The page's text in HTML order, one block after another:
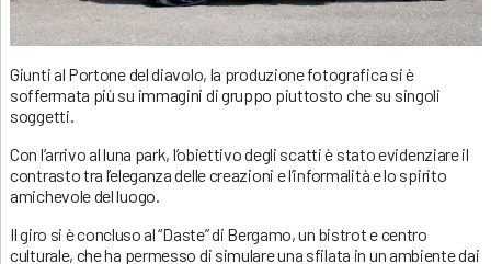
Giunti al Portone del diavolo, la produzione fotografica si è
soffermata più su immagini di gruppo piuttosto che su singoli
soggetti.
Con l’arrivo al luna park, l’obiettivo degli scatti è stato evidenziare il
contrasto tra l’eleganza delle creazioni e l’informalità e lo spirito
amichevole del luogo.
Il giro si è concluso al “Daste” di Bergamo, un bistrot e centro
culturale, che ha permesso di simulare una sfilata in un ambiente dai